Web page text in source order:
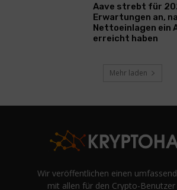
Aave strebt für
Erwartungen an,
Nettoeinlagen ein
erreicht haben
Mehr laden
Wir veröffentlichen einen
mit allen für den Crypto-